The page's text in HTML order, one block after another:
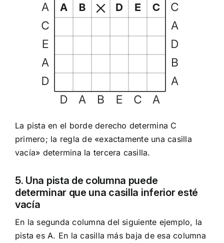
La pista en el borde derecho determina C
primero; la regla de «exactamente una casilla
vacía» determina la tercera casilla.
5. Una pista de columna puede
determinar que una casilla inferior esté
vacía
En la segunda columna del siguiente ejemplo, la
pista es A. En la casilla más baja de esa columna